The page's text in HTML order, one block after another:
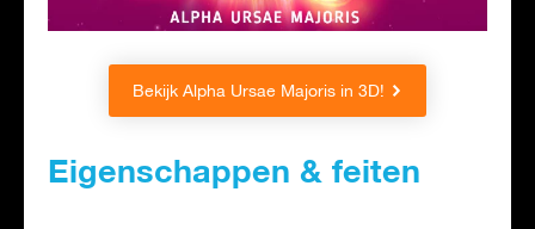
Bekijk Alpha Ursae Majoris in 3D!
Eigenschappen & feiten